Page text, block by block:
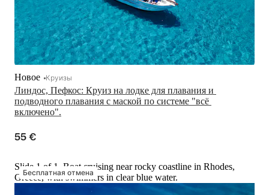
Линдос, Пефкос: Круиз на лодке для плавания и
подводного плавания с маской по системе "всё
включено".
Новое Круизы
55 €
Бесплатная отмена
Slide 1 of 1, Boat cruising near rocky coastline in Rhodes,
Greece, with swimmers in clear blue water.